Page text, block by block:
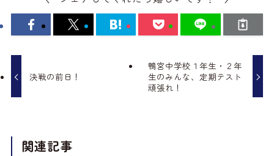
決戦の前日！
鴨宮中学校１年生・２年
生のみんな、定期テスト
頑張れ！
関連記事